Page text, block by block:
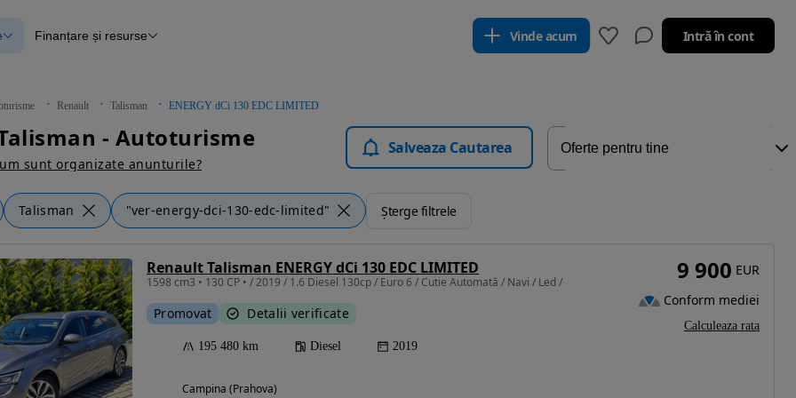
verificate
Blog Autovit.ro
Finanțare și resurse Vinde acum Intră în cont
Renault Talisman ENERGY dCi 130 EDC LIMITED
- Autoturisme
sunt organizate anunturile?
Salveaza Cautarea
Talisman "ver-energy-dci-130-edc-limited" Șterge filtrele
Renault Talisman ENERGY dCi 130 EDC LIMITED
1598 cm3 • 130 CP • / 2019 / 1.6 Diesel 130cp / Euro 6 / Cutie Automată / Navi / Led /
Promovat Detalii verificate
195 480 km Diesel 2019
Campina (Prahova)
9 900 EUR
Conform mediei
Calculeaza rata